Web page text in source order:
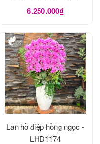
6.250.000₫
Lan hồ điệp hồng ngọc -
LHD1174